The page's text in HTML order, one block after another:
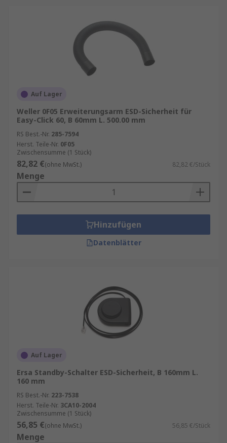
Auf Lager
Weller 0F05 Erweiterungsarm ESD-Sicherheit für
Easy-Click 60, B 60mm L. 500.00 mm
RS Best.-Nr. 285-7594
Herst. Teile-Nr. 0F05
Zwischensumme (1 Stück)
82,82 €(ohne MwSt.) 82,82 €/Stück
Menge
Hinzufügen
Datenblätter
Auf Lager
Ersa Standby-Schalter ESD-Sicherheit, B 160mm L.
160 mm
RS Best.-Nr. 223-7538
Herst. Teile-Nr. 3CA10-2004
Zwischensumme (1 Stück)
56,85 €(ohne MwSt.) 56,85 €/Stück
Menge